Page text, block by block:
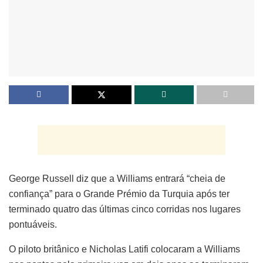
George Russell diz que a Williams entrará “cheia de
confiança” para o Grande Prémio da Turquia após ter
terminado quatro das últimas cinco corridas nos lugares
pontuáveis.
O piloto britânico e Nicholas Latifi colocaram a Williams